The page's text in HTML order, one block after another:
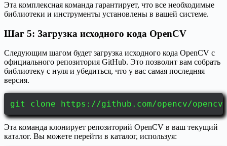
Эта комплексная команда гарантирует, что все необходимые
библиотеки и инструменты установлены в вашей системе.
Шаг 5: Загрузка исходного кода OpenCV
Следующим шагом будет загрузка исходного кода OpenCV с
официального репозитория GitHub. Это позволит вам собрать
библиотеку с нуля и убедиться, что у вас самая последняя
версия.
git clone https://github.com/opencv/
Эта команда клонирует репозиторий OpenCV в ваш текущий
каталог. Вы можете перейти в каталог, используя: